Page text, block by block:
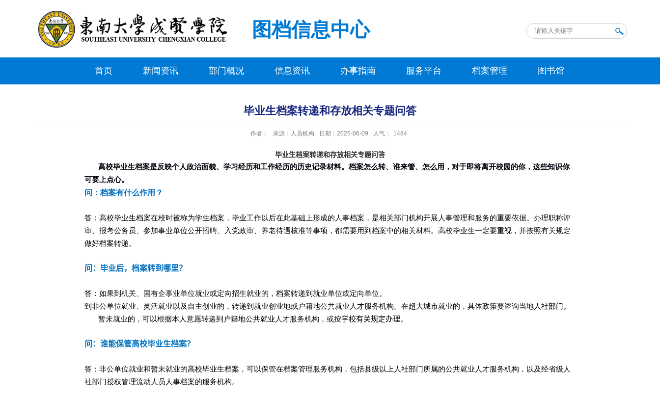
图档信息中心
首页 新闻资讯 部门概况 信息资讯 办事指南 服务平台 档案管理 图书馆
毕业生档案转递和存放相关专题问答
作者： 来源：人员机构 日期：2025-06-09 人气： 1484
毕业生档案转递和存放相关专题问答
高校毕业生档案是反映个人政治面貌、学习经历和工作经历的历史记录材料。档案怎么转、谁来管、怎么用，对于即将离开校园的你，这些知识你
可要上点心。
问：档案有什么作用？
答：高校毕业生档案在校时被称为学生档案，毕业工作以后在此基础上形成的人事档案，是相关部门机构开展人事管理和服务的重要依据。办理职称评
审、报考公务员、参加事业单位公开招聘、入党政审、养老待遇核准等事项，都需要用到档案中的相关材料。高校毕业生一定要重视，并按照有关规定
做好档案转递。
问：毕业后，档案转到哪里？
答：如果到机关、国有企事业单位就业或定向招生就业的，档案转递到就业单位或定向单位。
到非公单位就业、灵活就业以及自主创业的，转递到就业创业地或户籍地公共就业人才服务机构。在超大城市就业的，具体政策要咨询当地人社部门。
暂未就业的，可以根据本人意愿转递到户籍地公共就业人才服务机构，或按学校有关规定办理。
问：谁能保管高校毕业生档案？
答：非公单位就业和暂未就业的高校毕业生档案，可以保管在档案管理服务机构，包括县级以上人社部门所属的公共就业人才服务机构，以及经省级人
社部门授权管理流动人员人事档案的服务机构。